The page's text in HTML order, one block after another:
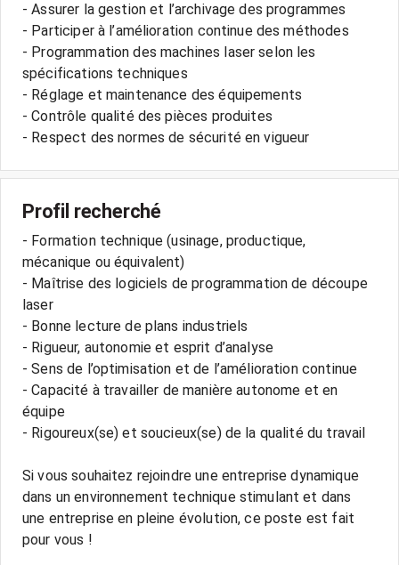
- Assurer la gestion et l’archivage des programmes
- Participer à l’amélioration continue des méthodes
- Programmation des machines laser selon les
spécifications techniques
- Réglage et maintenance des équipements
- Contrôle qualité des pièces produites
Profil recherché
- Formation technique (usinage, productique,
mécanique ou équivalent)
- Maîtrise des logiciels de programmation de découpe
laser
- Bonne lecture de plans industriels
- Rigueur, autonomie et esprit d’analyse
- Sens de l’optimisation et de l’amélioration continue
- Capacité à travailler de manière autonome et en
équipe
- Rigoureux(se) et soucieux(se) de la qualité du travail
Si vous souhaitez rejoindre une entreprise dynamique
dans un environnement technique stimulant et dans
une entreprise en pleine évolution, ce poste est fait